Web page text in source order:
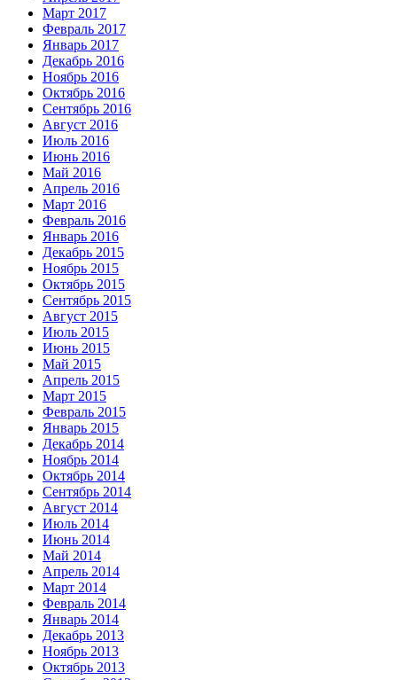
Март 2017
Февраль 2017
Январь 2017
Декабрь 2016
Ноябрь 2016
Октябрь 2016
Сентябрь 2016
Август 2016
Июль 2016
Июнь 2016
Май 2016
Апрель 2016
Март 2016
Февраль 2016
Январь 2016
Декабрь 2015
Ноябрь 2015
Октябрь 2015
Сентябрь 2015
Август 2015
Июль 2015
Июнь 2015
Май 2015
Апрель 2015
Март 2015
Февраль 2015
Январь 2015
Декабрь 2014
Ноябрь 2014
Октябрь 2014
Сентябрь 2014
Август 2014
Июль 2014
Июнь 2014
Май 2014
Апрель 2014
Март 2014
Февраль 2014
Январь 2014
Декабрь 2013
Ноябрь 2013
Октябрь 2013